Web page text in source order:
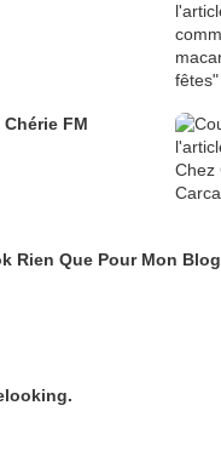
FM
Rien Que Pour Mon Blog